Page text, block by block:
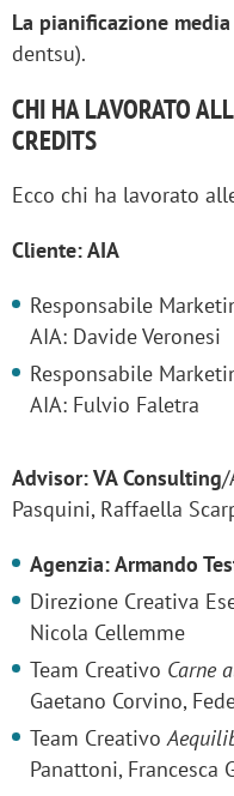
La pianificazione
dentsu).
CHI HA LAVORATO
CREDITS
Ecco chi ha lavorato
Cliente: AIA
Responsabile
AIA: Davide Veronesi
Responsabile
AIA: Fulvio Faletra
Advisor: VA Consulting/
Pasquini, Raffaella
Agenzia: Armando
Direzione Creativa
Nicola Cellemme
Team Creativo Carne
Gaetano Corvino,
Team Creativo
Panattoni, Francesca